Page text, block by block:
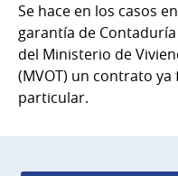
Se hace en los casos
garantía de
del Ministerio de
(MVOT) un contrato
particular.